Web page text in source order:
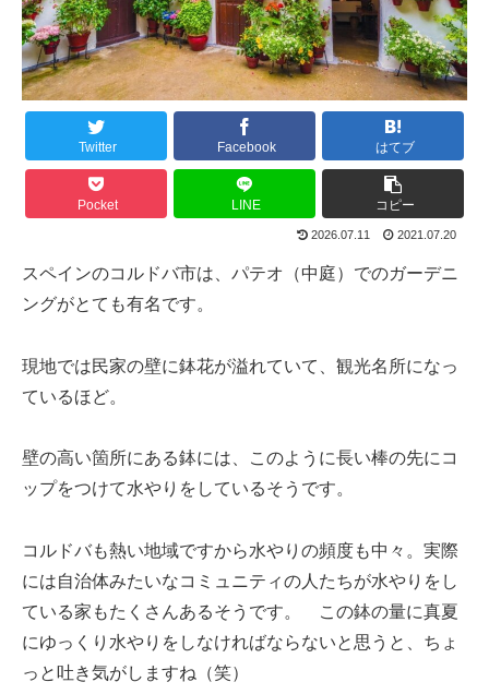
Twitter Facebook はてブ
Pocket LINE コピー
2026.07.11 2021.07.20
スペインのコルドバ市は、パテオ（中庭）でのガーデニ
ングがとても有名です。
現地では民家の壁に鉢花が溢れていて、観光名所になっ
ているほど。
壁の高い箇所にある鉢には、このように長い棒の先にコ
ップをつけて水やりをしているそうです。
コルドバも熱い地域ですから水やりの頻度も中々。実際
には自治体みたいなコミュニティの人たちが水やりをし
ている家もたくさんあるそうです。 この鉢の量に真夏
にゆっくり水やりをしなければならないと思うと、ちょ
っと吐き気がしますね（笑）